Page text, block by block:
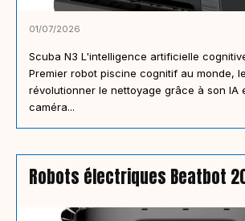
01/07/2026
Scuba N3 L'intelligence artificielle
Premier robot piscine cognitif au monde,
révolutionner le nettoyage grâce à son IA
caméra...
Robots électriques Beatbot